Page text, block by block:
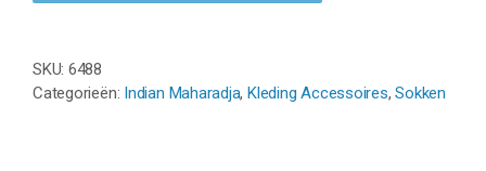
ZWART/GRIJS
aantal
SKU: 6488
Categorieën: Indian Maharadja, Kleding Accessoires,Sokken